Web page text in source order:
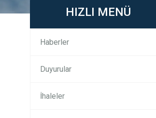
HIZLI MENÜ
Haberler
Duyurular
İhaleler